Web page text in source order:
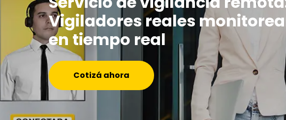
Vigiladores reales
en tiempo real
Cotizá ahora